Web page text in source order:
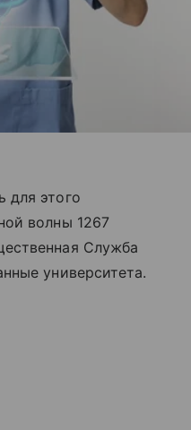
для этого
волны 1267
Служба
университета.